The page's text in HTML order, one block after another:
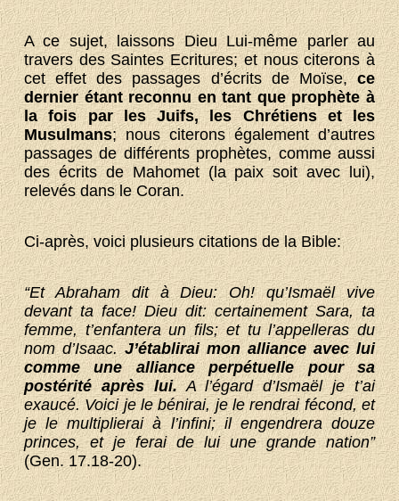
A ce sujet, laissons Dieu Lui-même parler au
travers des Saintes Ecritures; et nous citerons à
cet effet des passages d’écrits de Moïse,ce
dernier étant reconnu en tant que prophète à
la fois par les Juifs, les Chrétiens et les
Musulmans; nous citerons également d’autres
passages de différents prophètes, comme aussi
des écrits de Mahomet (la paix soit avec lui),
relevés dans le Coran.
Ci-après, voici plusieurs citations de la Bible:
“Et Abraham dit à Dieu: Oh! qu’Ismaël vive
devant ta face! Dieu dit: certainement Sara, ta
femme, t’enfantera un fils; et tu l’appelleras du
nom d’Isaac.J’établirai mon alliance avec lui
comme une alliance perpétuelle pour sa
postérité après lui.A l’égard d’Ismaël je t’ai
exaucé. Voici je le bénirai, je le rendrai fécond, et
je le multiplierai à l’infini; il engendrera douze
princes, et je ferai de lui une grande nation”
(Gen. 17.18-20).